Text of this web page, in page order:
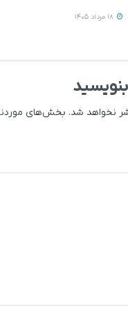
نخواهد شد. بخش‌های